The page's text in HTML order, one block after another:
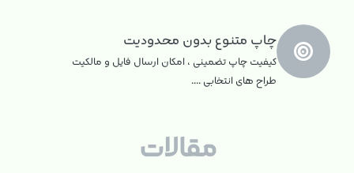
چاپ متنوع بدون محدودیت
کیفیت چاپ تضمینی ، امکان ارسال فایل و مالکیت
طراح های انتخابی ....
مقالات